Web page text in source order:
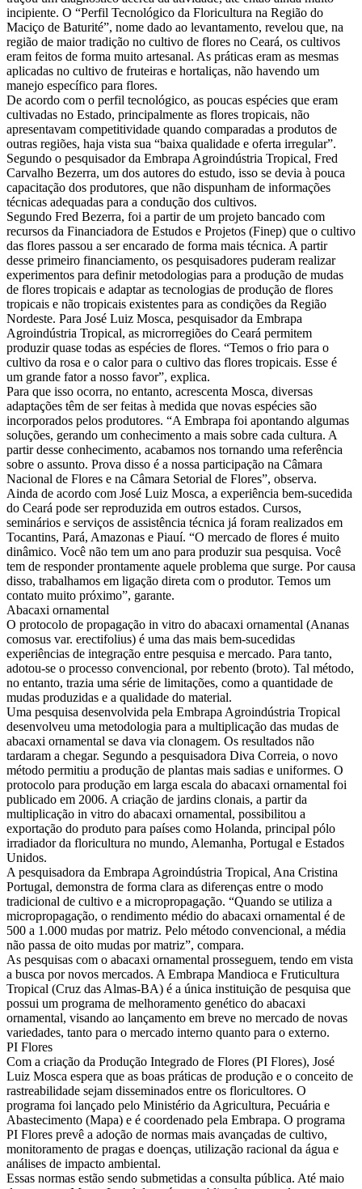
incipiente. O “Perfil Tecnológico da Floricultura na Região do
Maciço de Baturité”, nome dado ao levantamento, revelou que, na
região de maior tradição no cultivo de flores no Ceará, os cultivos
eram feitos de forma muito artesanal. As práticas eram as mesmas
aplicadas no cultivo de fruteiras e hortaliças, não havendo um
manejo específico para flores.
De acordo com o perfil tecnológico, as poucas espécies que eram
cultivadas no Estado, principalmente as flores tropicais, não
apresentavam competitividade quando comparadas a produtos de
outras regiões, haja vista sua “baixa qualidade e oferta irregular”.
Segundo o pesquisador da Embrapa Agroindústria Tropical, Fred
Carvalho Bezerra, um dos autores do estudo, isso se devia à pouca
capacitação dos produtores, que não dispunham de informações
técnicas adequadas para a condução dos cultivos.
Segundo Fred Bezerra, foi a partir de um projeto bancado com
recursos da Financiadora de Estudos e Projetos (Finep) que o cultivo
das flores passou a ser encarado de forma mais técnica. A partir
desse primeiro financiamento, os pesquisadores puderam realizar
experimentos para definir metodologias para a produção de mudas
de flores tropicais e adaptar as tecnologias de produção de flores
tropicais e não tropicais existentes para as condições da Região
Nordeste. Para José Luiz Mosca, pesquisador da Embrapa
Agroindústria Tropical, as microrregiões do Ceará permitem
produzir quase todas as espécies de flores. “Temos o frio para o
cultivo da rosa e o calor para o cultivo das flores tropicais. Esse é
um grande fator a nosso favor”, explica.
Para que isso ocorra, no entanto, acrescenta Mosca, diversas
adaptações têm de ser feitas à medida que novas espécies são
incorporados pelos produtores. “A Embrapa foi apontando algumas
soluções, gerando um conhecimento a mais sobre cada cultura. A
partir desse conhecimento, acabamos nos tornando uma referência
sobre o assunto. Prova disso é a nossa participação na Câmara
Nacional de Flores e na Câmara Setorial de Flores”, observa.
Ainda de acordo com José Luiz Mosca, a experiência bem-sucedida
do Ceará pode ser reproduzida em outros estados. Cursos,
seminários e serviços de assistência técnica já foram realizados em
Tocantins, Pará, Amazonas e Piauí. “O mercado de flores é muito
dinâmico. Você não tem um ano para produzir sua pesquisa. Você
tem de responder prontamente aquele problema que surge. Por causa
disso, trabalhamos em ligação direta com o produtor. Temos um
contato muito próximo”, garante.
Abacaxi ornamental
O protocolo de propagação in vitro do abacaxi ornamental (Ananas
comosus var. erectifolius) é uma das mais bem-sucedidas
experiências de integração entre pesquisa e mercado. Para tanto,
adotou-se o processo convencional, por rebento (broto). Tal método,
no entanto, trazia uma série de limitações, como a quantidade de
mudas produzidas e a qualidade do material.
Uma pesquisa desenvolvida pela Embrapa Agroindústria Tropical
desenvolveu uma metodologia para a multiplicação das mudas de
abacaxi ornamental se dava via clonagem. Os resultados não
tardaram a chegar. Segundo a pesquisadora Diva Correia, o novo
método permitiu a produção de plantas mais sadias e uniformes. O
protocolo para produção em larga escala do abacaxi ornamental foi
publicado em 2006. A criação de jardins clonais, a partir da
multiplicação in vitro do abacaxi ornamental, possibilitou a
exportação do produto para países como Holanda, principal pólo
irradiador da floricultura no mundo, Alemanha, Portugal e Estados
Unidos.
A pesquisadora da Embrapa Agroindústria Tropical, Ana Cristina
Portugal, demonstra de forma clara as diferenças entre o modo
tradicional de cultivo e a micropropagação. “Quando se utiliza a
micropropagação, o rendimento médio do abacaxi ornamental é de
500 a 1.000 mudas por matriz. Pelo método convencional, a média
não passa de oito mudas por matriz”, compara.
As pesquisas com o abacaxi ornamental prosseguem, tendo em vista
a busca por novos mercados. A Embrapa Mandioca e Fruticultura
Tropical (Cruz das Almas-BA) é a única instituição de pesquisa que
possui um programa de melhoramento genético do abacaxi
ornamental, visando ao lançamento em breve no mercado de novas
variedades, tanto para o mercado interno quanto para o externo.
PI Flores
Com a criação da Produção Integrado de Flores (PI Flores), José
Luiz Mosca espera que as boas práticas de produção e o conceito de
rastreabilidade sejam disseminados entre os floricultores. O
programa foi lançado pelo Ministério da Agricultura, Pecuária e
Abastecimento (Mapa) e é coordenado pela Embrapa. O programa
PI Flores prevê a adoção de normas mais avançadas de cultivo,
monitoramento de pragas e doenças, utilização racional da água e
análises de impacto ambiental.
Essas normas estão sendo submetidas a consulta pública. Até maio